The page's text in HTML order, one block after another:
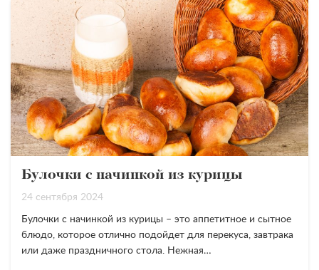
Булочки с начинкой из курицы
24 сентября 2024
Булочки с начинкой из курицы – это аппетитное и сытное
блюдо, которое отлично подойдет для перекуса, завтрака
или даже праздничного стола. Нежная…